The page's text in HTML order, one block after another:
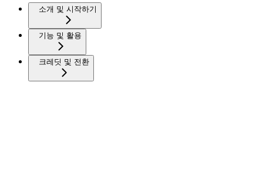
소개 및 시작하기
기능 및 활용
크레딧 및 전환